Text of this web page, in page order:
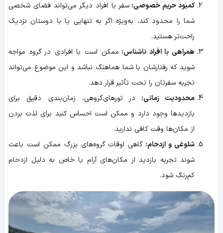
کمبود حریم خصوصی:سفر با افراد دیگر می‌تواند فضای شخصی
شما را محدود کند، به‌ویژه اگر به تنهایی یا با دوستان نزدیک
راحت‌تر هستید.
همراهی با افراد ناشناس: ممکن است با افرادی در گروه مواجه
شوید که رفتارشان با شما هماهنگ نباشد و این موضوع می‌تواند
تجربه سفرتان را تحت تأثیر قرار دهد.
محدودیت زمانی: در تورهای‌گروهی، زمان‌بندی دقیق برای
بازدیدها وجود دارد و ممکن است احساس کنید برای لذت بردن
از مکان‌ها وقت کافی ندارید.
شلوغی و ازدحام: گاهی اوقات گروه‌های بزرگ ممکن است باعث
شوند تجربه بازدید از مکان‌های آرام یا خاص به دلیل ازدحام
کم‌رنگ شود.